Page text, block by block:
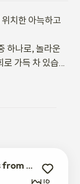
치한 아늑하고
하나로, 놀라운
가득 차 있습니
라 부산에서 전
3BR Cozy HBC Vibe House Just 10 Mins from Seoul Station
16